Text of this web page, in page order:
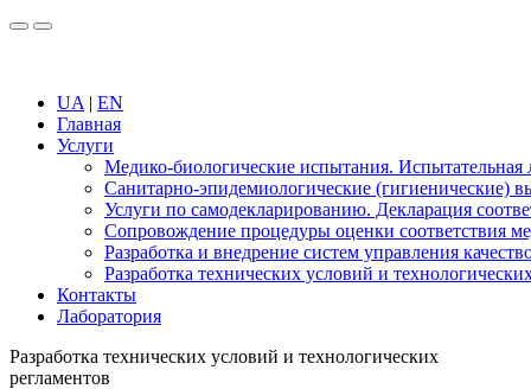
UA | EN
Главная
Услуги
Медико-биологические испытания. Испытательная
Санитарно-эпидемиологические (гигиенические)
Услуги по самодекларированию. Декларация
Сопровождение процедуры оценки соответствия
Разработка и внедрение систем управления
Разработка технических условий и
Контакты
Лаборатория
Разработка технических условий и технологических
регламентов